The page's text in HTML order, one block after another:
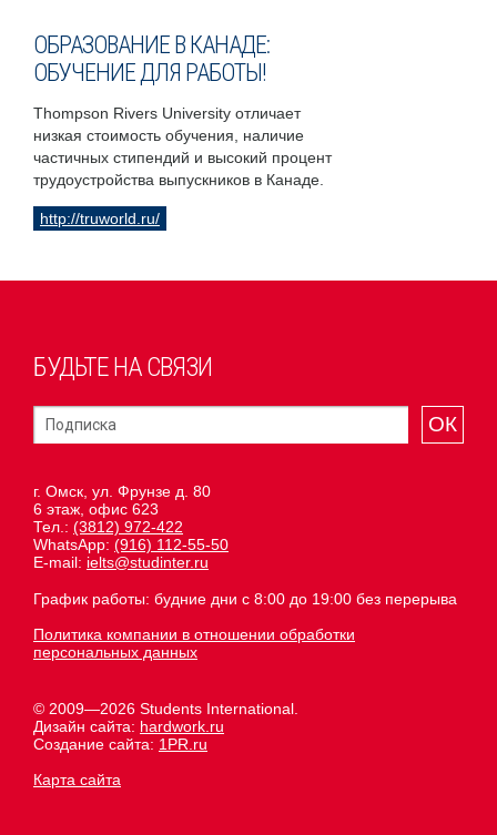
ОБРАЗОВАНИЕ В КАНАДЕ:
ОБУЧЕНИЕ ДЛЯ РАБОТЫ!
Thompson Rivers University отличает
низкая стоимость обучения, наличие
частичных стипендий и высокий процент
трудоустройства выпускников в Канаде.
http://truworld.ru/
БУДЬТЕ НА СВЯЗИ
ОК
г. Омск, ул. Фрунзе д. 80
6 этаж, офис 623
Тел.: (3812) 972-422
WhatsApp: (916) 112-55-50
E-mail: ielts@studinter.ru
График работы: будние дни с 8:00 до 19:00 без перерыва
Политика компании в отношении обработки
персональных данных
© 2009—2026 Students International.
Дизайн сайта: hardwork.ru
Создание сайта: 1PR.ru
Карта сайта